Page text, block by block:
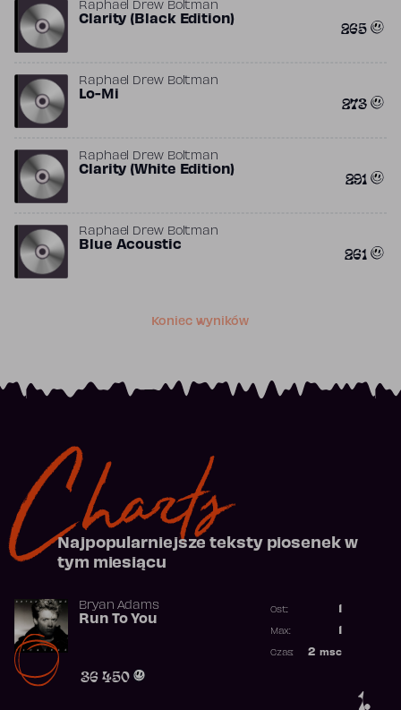
Raphael Drew Boltman
Clarity (Black Edition) 265
Raphael Drew Boltman
Lo-Mi 273
Raphael Drew Boltman
Clarity (White Edition) 291
Raphael Drew Boltman
Blue Acoustic 261
Koniec wyników
Charts
Najpopularniejsze teksty piosenek w
tym miesiącu
1.
Bryan Adams
Run To You
36 450
Ost.:
Max:
2 msc
Czas: